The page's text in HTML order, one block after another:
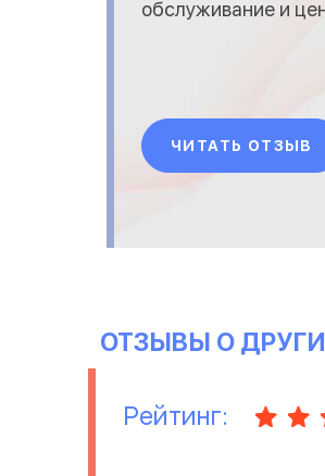
обслуживание и
ЧИТАТЬ ОТЗЫВ
ОТЗЫВЫ О
Рейтинг: